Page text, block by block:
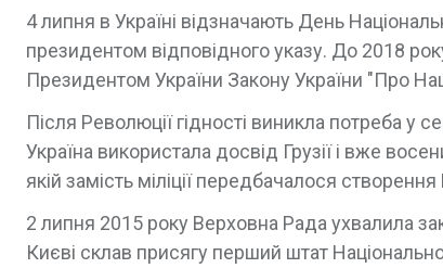
4 липня в Україні відзначають День
президентом відповідного указу. До 2018
Президентом України Закону України "Про
Після Революції гідності виникла потреба
Україна використала досвід Грузії і вже
якій замість міліції передбачалося створення
2 липня 2015 року Верховна Рада ухвалила
Києві склав присягу перший штат